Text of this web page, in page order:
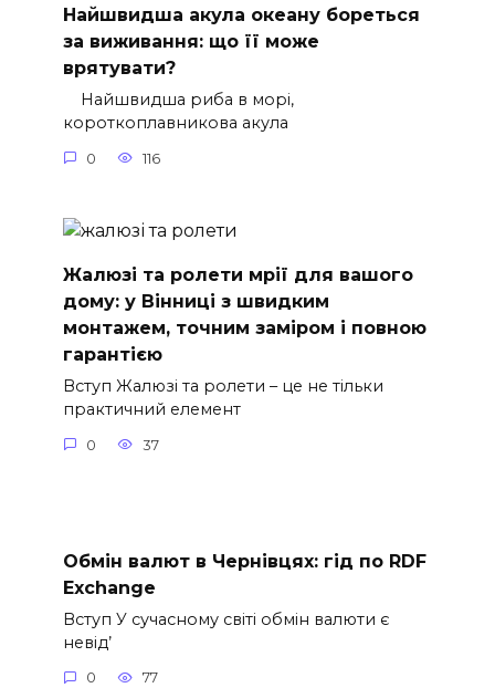
Найшвидша акула океану бореться
за виживання: що її може
врятувати?
Найшвидша риба в морі,
короткоплавникова акула
0 116
Жалюзі та ролети мрії для вашого
дому: у Вінниці з швидким
монтажем, точним заміром і повною
гарантією
Вступ Жалюзі та ролети – це не тільки
практичний елемент
0 37
Обмін валют в Чернівцях: гід по RDF
Exchange
Вступ У сучасному світі обмін валюти є
невід’
0 77